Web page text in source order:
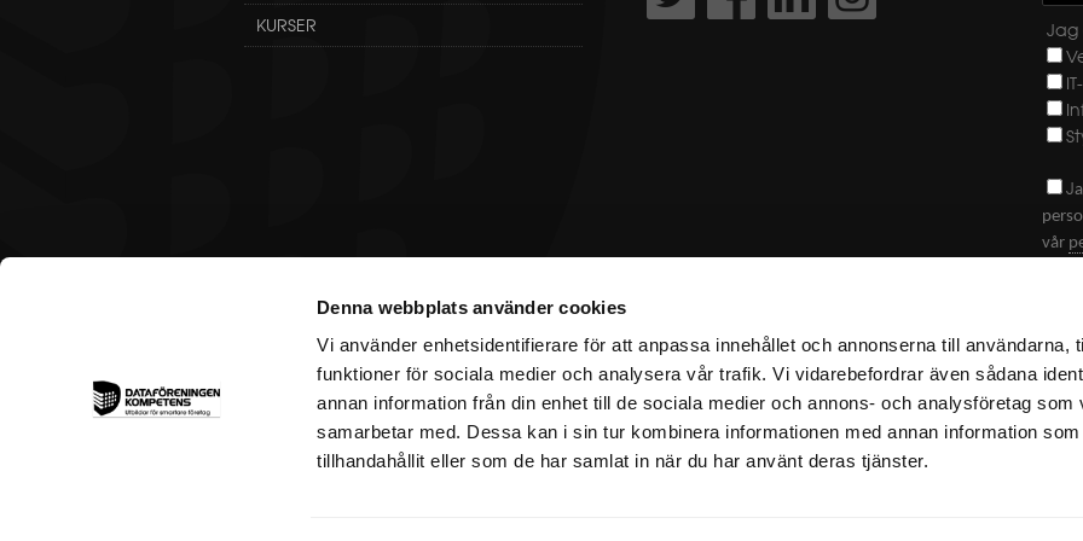
Denna webbplats använder cookies
Vi använder enhetsidentifierare för att anpassa innehållet och annonserna till användarna,
funktioner för sociala medier och analysera vår trafik. Vi vidarebefordrar även sådana
annan information från din enhet till de sociala medier och annons- och analysföretag som
samarbetar med. Dessa kan i sin tur kombinera informationen med annan information
tillhandahållit eller som de har samlat in när du har använt deras tjänster.
KURSER
Jag
J
vår
DF Kompetens AB | Fleminggatan 7 | 112 26 Stockholm | 08-
510 638 80 |info@dfkompetens.se|Sitemap